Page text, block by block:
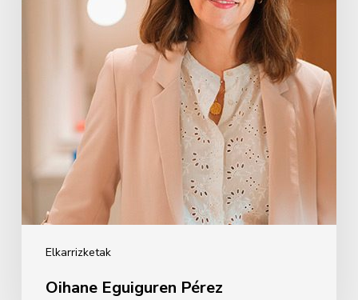
Elkarrizketak
Oihane Eguiguren Pérez